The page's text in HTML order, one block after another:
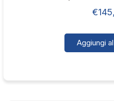
pagina
del
€
Aggiungi